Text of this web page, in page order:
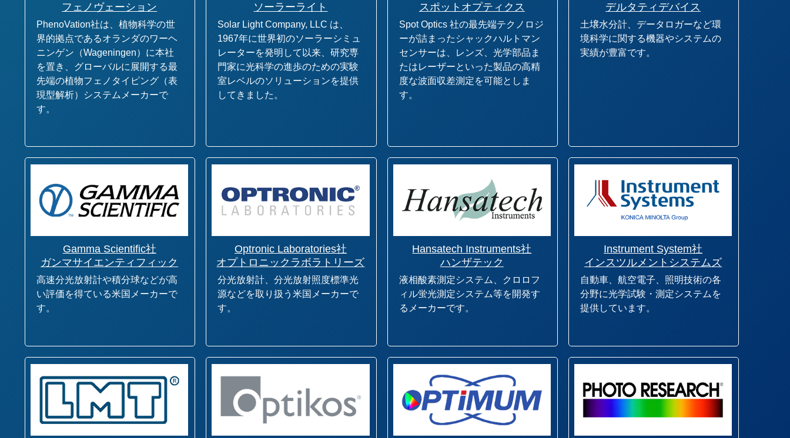
フェノヴェーション
PhenoVation社は、植物科学の世
界的拠点であるオランダのワーヘ
ニンゲン（Wageningen）に本社
を置き、グローバルに展開する最
先端の植物フェノタイピング（表
現型解析）システムメーカーで
す。
ソーラーライト
Solar Light Company, LLC は、
1967年に世界初のソーラーシミュ
レーターを発明して以来、研究専
門家に光科学の進歩のための実験
室レベルのソリューションを提供
してきました。
スポットオプティクス
Spot Optics 社の最先端テクノロジ
ーが詰まったシャックハルトマン
センサーは、レンズ、光学部品ま
たはレーザーといった製品の高精
度な波面収差測定を可能としま
す。
デルタティデバイス
土壌水分計、データロガーなど環
境科学に関する機器やシステムの
実績が豊富です。
Gamma Scientific社
ガンマサイエンティフィック
高速分光放射計や積分球などが高
い評価を得ている米国メーカーで
す。
Optronic Laboratories社
オプトロニックラボラトリーズ
分光放射計、分光放射照度標準光
源などを取り扱う米国メーカーで
す。
Hansatech Instruments社
ハンザテック
液相酸素測定システム、クロロフ
ィル蛍光測定システム等を開発す
るメーカーです。
Instrument System社
インスツルメントシステムズ
自動車、航空電子、照明技術の各
分野に光学試験・測定システムを
提供しています。